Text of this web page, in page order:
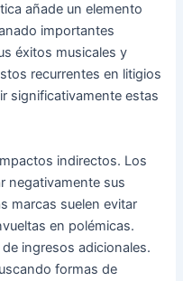
añade un elemento
importantes
éxitos musicales y
recurrentes en litigios
significativamente estas
indirectos. Los
negativamente sus
marcas suelen evitar
en polémicas.
ingresos adicionales.
formas de